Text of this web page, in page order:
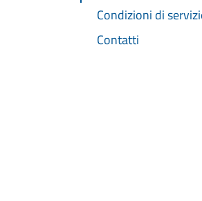
Condizioni di
Contatti